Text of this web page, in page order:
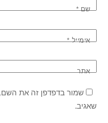
שם*
אימייל*
אתר
שמור בדפדפן זה את
שאגיב.